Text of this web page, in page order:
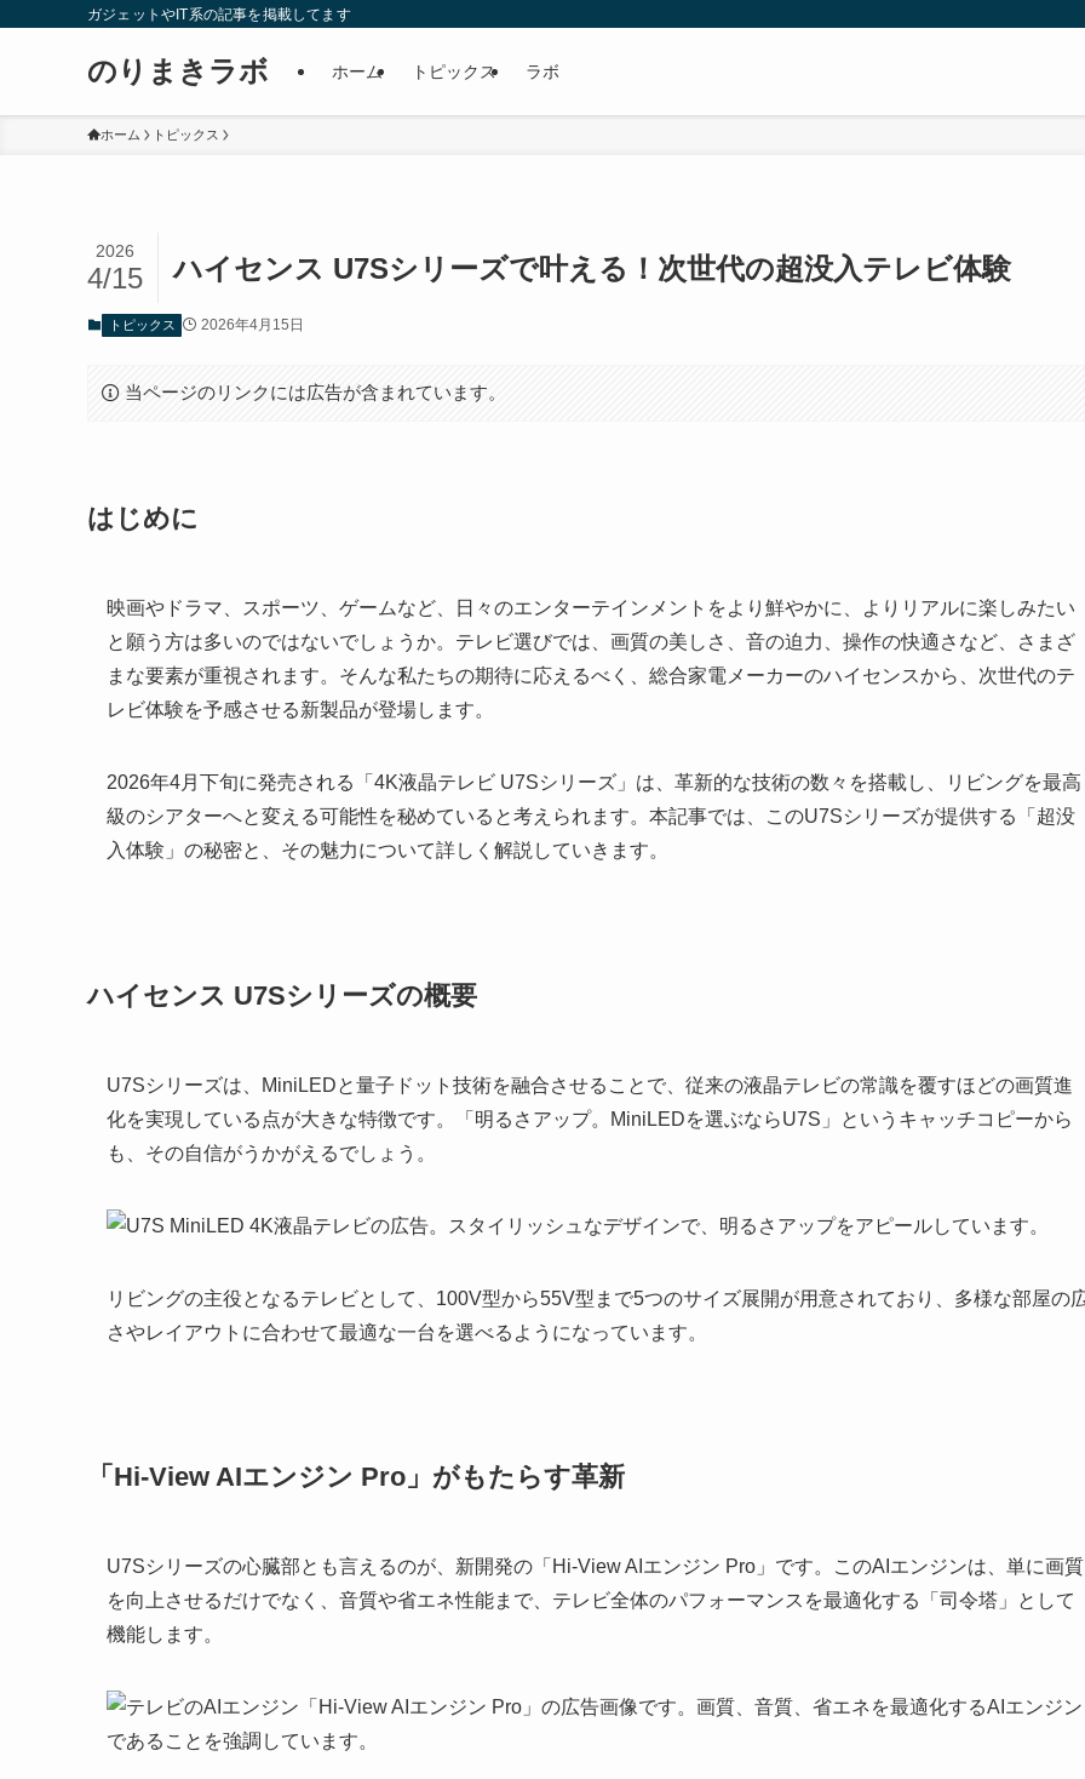
ガジェットやIT系の記事を掲載してます
のりまきラボ ホーム トピックス ラボ
ホーム トピックス
ハイセンス U7Sシリーズで叶える！次世代の超没入テレビ体験
2026
4/15
トピックス 2026年4月15日
当ページのリンクには広告が含まれています。
はじめに
映画やドラマ、スポーツ、ゲームなど、日々のエンターテインメントをより鮮やかに、よりリアルに楽しみたい
と願う方は多いのではないでしょうか。テレビ選びでは、画質の美しさ、音の迫力、操作の快適さなど、さまざ
まな要素が重視されます。そんな私たちの期待に応えるべく、総合家電メーカーのハイセンスから、次世代のテ
レビ体験を予感させる新製品が登場します。
2026年4月下旬に発売される「4K液晶テレビ U7Sシリーズ」は、革新的な技術の数々を搭載し、リビングを最高
級のシアターへと変える可能性を秘めていると考えられます。本記事では、このU7Sシリーズが提供する「超没
入体験」の秘密と、その魅力について詳しく解説していきます。
ハイセンス U7Sシリーズの概要
U7Sシリーズは、MiniLEDと量子ドット技術を融合させることで、従来の液晶テレビの常識を覆すほどの画質進
化を実現している点が大きな特徴です。「明るさアップ。MiniLEDを選ぶならU7S」というキャッチコピーから
も、その自信がうかがえるでしょう。
リビングの主役となるテレビとして、100V型から55V型まで5つのサイズ展開が用意されており、多様な部屋の
さやレイアウトに合わせて最適な一台を選べるようになっています。
「Hi-View AIエンジン Pro」がもたらす革新
U7Sシリーズの心臓部とも言えるのが、新開発の「Hi-View AIエンジン Pro」です。このAIエンジンは、単に画質
を向上させるだけでなく、音質や省エネ性能まで、テレビ全体のパフォーマンスを最適化する「司令塔」として
機能します。